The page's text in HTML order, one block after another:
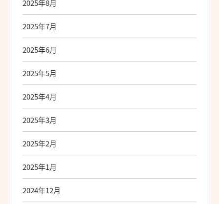
2025年8月
2025年7月
2025年6月
2025年5月
2025年4月
2025年3月
2025年2月
2025年1月
2024年12月